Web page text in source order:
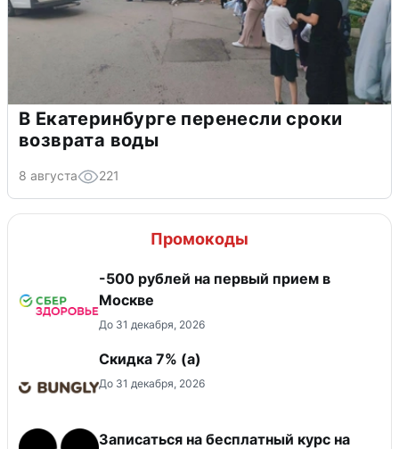
В Екатеринбурге перенесли сроки
возврата воды
8 августа 221
Промокоды
-500 рублей на первый прием в
Москве
До 31 декабря, 2026
Скидка ​7% (а)
До 31 декабря, 2026
Записаться на бесплатный курс на